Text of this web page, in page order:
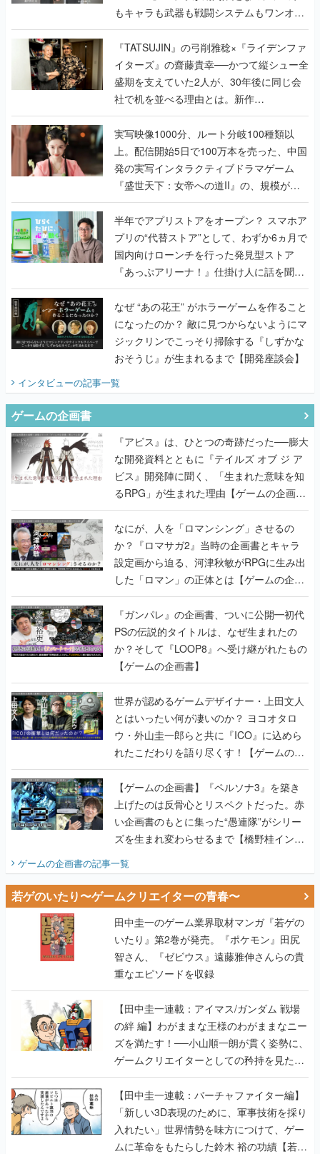
もキャラも武器も戦闘システムもワンオフ
で作り込まれた理由を両ディレクターに聞
く
『TATSUJIN』の弓削雅稔×『ライデンファ
イターズ』の齋藤貴幸──かつて縦シュー全
盛期を支えていた2人が、30年後に同じ会
社で机を並べる理由とは。新作
『TATSUJIN EXTREME』で初タッグを組
んだレジェンド2人に訊く開発秘話
実写映像1000分、ルート分岐100種類以
上。配信開始5日で100万本を売った、中国
発の実写インタラクティブドラマゲーム
『盛世天下：女帝への道II』の、規模が違
うこだわりをプロデューサーに聞いた
半年でアプリストアをオープン？ スマホア
プリの“代替ストア”として、わずか6ヵ月で
国内向けローンチを行った発見型ストア
『あっぷアリーナ！』仕掛け人に話を聞い
てみた
なぜ “あの花王” がホラーゲームを作ること
になったのか？ 敵に見つからないようにマ
ジックリンでこっそり掃除する『しずかな
おそうじ』が生まれるまで【開発座談会】
インタビューの記事一覧
ゲームの企画書
『アビス』は、ひとつの奇跡だった──膨大
な開発資料とともに『テイルズ オブ ジ ア
ビス』開発陣に聞く、「生まれた意味を知
るRPG」が生まれた理由【ゲームの企画
書】
なにが、人を「ロマンシング」させるの
か？『ロマサガ2』当時の企画書とキャラ
設定画から迫る、河津秋敏がRPGに生み出
した「ロマン」の正体とは【ゲームの企画
書】
『ガンパレ』の企画書、ついに公開━初代
PSの伝説的タイトルは、なぜ生まれたの
か？そして『LOOP8』へ受け継がれたもの
【ゲームの企画書】
世界が認めるゲームデザイナー・上田文人
とはいったい何が凄いのか？ ヨコオタロ
ウ・外山圭一郎らと共に『ICO』に込めら
れたこだわりを語り尽くす！【ゲームの企
画書】
【ゲームの企画書】『ペルソナ3』を築き
上げたのは反骨心とリスペクトだった。赤
い企画書のもとに集った“愚連隊”がシリー
ズを生まれ変わらせるまで【橋野桂インタ
ゲームの企画書の記事一覧
若ゲのいたり〜ゲームクリエイターの青春〜
田中圭一のゲーム業界取材マンガ『若ゲの
いたり』第2巻が発売。『ポケモン』田尻
智さん、『ゼビウス』遠藤雅伸さんらの貴
重なエピソードを収録
【田中圭一連載：アイマス/ガンダム 戦場
の絆 編】わがままな王様のわがままなニー
ズを満たす！──小山順一朗が貫く姿勢に、
ゲームクリエイターとしての矜持を見た
【若ゲのいたり最終回】
【田中圭一連載：バーチャファイター編】
「新しい3D表現のために、軍事技術を採り
入れたい」世界情勢を味方につけて、ゲー
ムに革命をもたらした鈴木 裕の功績【若ゲ